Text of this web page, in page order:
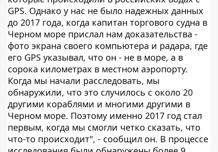
GPS. Однако у нас не было надежных данных
до 2017 года, когда капитан торгового судна в
Черном море прислал нам доказательства -
фото экрана своего компьютера и радара, где
его GPS указывал, что он - не в море, а в
сорока километрах в местном аэропорту.
Когда мы начали расследовать, мы
обнаружили, что это случилось с около 20
другими кораблями и многими другими в
Черном море. Поэтому именно 2017 год стал
первым, когда мы смогли четко сказать, что
что-то происходит", - сообщил он. В процессе